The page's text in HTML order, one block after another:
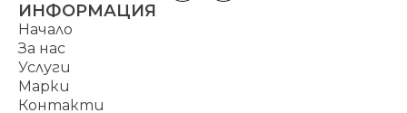
ИНФОРМАЦИЯ
Начало
За нас
Услуги
Марки
Контакти